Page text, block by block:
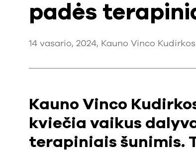
padės
14 vasario, 2024, Kauno Vinco
Kauno Vinco
kviečia vaikus
terapiniais šunimis.